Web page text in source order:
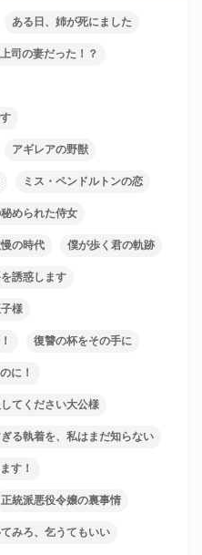
ある日、姉が死にました
司の妻だった！？
アギレアの野獣
ミス・ペンドルトンの恋
められた侍女
の時代 僕が歩く君の軌跡
誘惑します
様
復讐の杯をその手に
に！
てください大公様
る執着を、私はまだ知らない
す！
正統派悪役令嬢の裏事情
みろ、乞うてもいい